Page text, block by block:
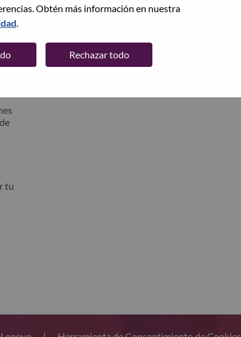
Obtén más información en nuestra
.
Rechazar todo
y
tu